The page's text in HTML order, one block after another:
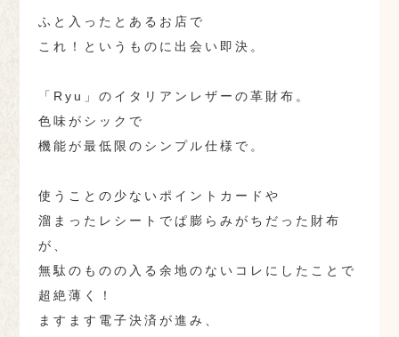
ふと入ったとあるお店で
これ！というものに出会い即決。
「Ryu」のイタリアンレザーの革財布。
色味がシックで
機能が最低限のシンプル仕様で。
使うことの少ないポイントカードや
溜まったレシートでぱ膨らみがちだった財布
が、
無駄のものの入る余地のないコレにしたことで
超絶薄く！
ますます電子決済が進み、